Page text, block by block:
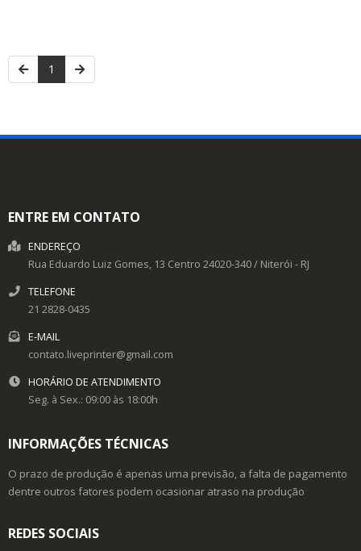
1
ENTRE EM CONTATO
ENDEREÇO
Rua Eduardo Luiz Gomes, 13 Centro 24020-340/ Niterói - RJ
TELEFONE
21 2828-0435
E-MAIL
contato.liveprinter@gmail.com
HORÁRIO DE ATENDIMENTO
Seg. à Sex.: 09:00 às 18:00h
INFORMAÇÕES TÉCNICAS
O prazo de produção é apenas uma previsão, a falta de pagamento
dentre outros fatores podem ocasionar atraso na produção
REDES SOCIAIS